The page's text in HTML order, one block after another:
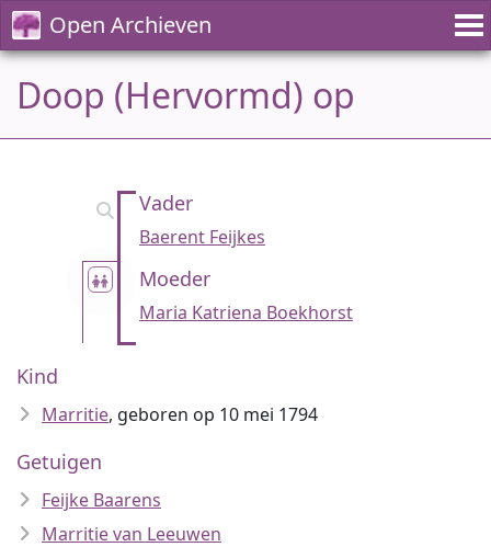
Open Archieven
Doop (Hervormd) op
Vader
Baerent Feijkes
Moeder
Maria Katriena Boekhorst
Kind
Marritie, geboren op 10 mei 1794
Getuigen
Feijke Baarens
Marritie van Leeuwen